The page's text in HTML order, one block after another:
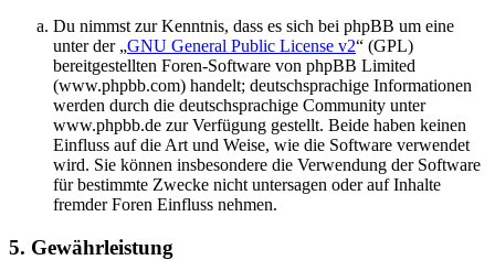
Du nimmst zur Kenntnis, dass es sich bei phpBB um eine
unter der „GNU General Public License v2“ (GPL)
bereitgestellten Foren-Software von phpBB Limited
(www.phpbb.com) handelt; deutschsprachige Informationen
werden durch die deutschsprachige Community unter
www.phpbb.de zur Verfügung gestellt. Beide haben keinen
Einfluss auf die Art und Weise, wie die Software verwendet
wird. Sie können insbesondere die Verwendung der Software
für bestimmte Zwecke nicht untersagen oder auf Inhalte
fremder Foren Einfluss nehmen.
5. Gewährleistung